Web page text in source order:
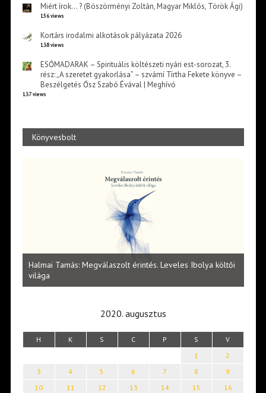
Miért írok… ? (Böszörményi Zoltán, Magyar Miklós, Török Ági)
156 views
Kortárs irodalmi alkotások pályázata 2026
138 views
ESŐMADARAK – Spirituális költészeti nyári est-sorozat, 3.
rész: „A szeretet gyakorlása” – szvámí Tírtha Fekete könyve –
Beszélgetés Ősz Szabó Évával | Meghívó
137 views
Könyvesbolt
Halmai Tamás: Megválaszolt érintés. Leveles Ibolya költői
világa
2020. augusztus
H K S C P S V
1
2
3
4 5 6 7 8
9
10
11 12 13 14 15
16